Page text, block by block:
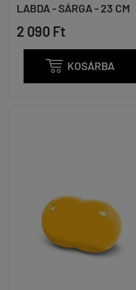
LABDA - SÁRGA - 23 CM
2 090 Ft
 KOSÁRBA